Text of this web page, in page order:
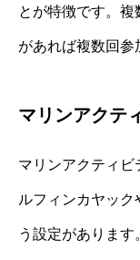
とが特徴です。
があれば複数回参
マリンアクテ
マリンアクティビ
ルフィンカヤッ
う設定がありま